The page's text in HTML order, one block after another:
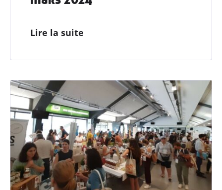
Lire la suite
DécouvrirAGRIBIO
Agriculteurs& agricultrices
Collectivités& territoires
Professionnelsde l’alimentation
Consom’acteur•ices
Enseignement& associations